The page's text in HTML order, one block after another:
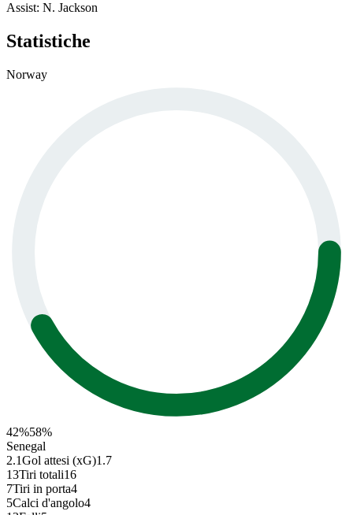
Assist: N. Jackson
Statistiche
Norway
42%58%
Senegal
2.1Gol attesi (xG)1.7
13Tiri totali16
7Tiri in porta4
5Calci d'angolo4